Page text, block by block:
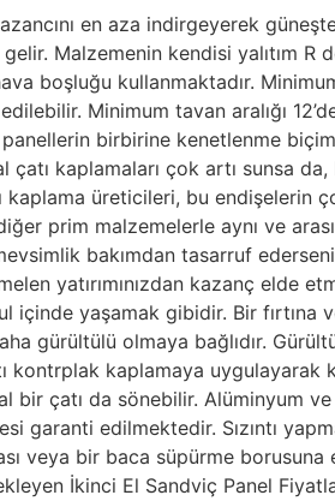
en aza indirgeyerek
gelir. Malzemenin kendisi yalıtım
boşluğu kullanmaktadır.
Minimum tavan aralığı
panellerin birbirine kenetlenme
çatı kaplamaları çok artı sunsa
kaplama üreticileri, bu
prim malzemelerle aynı ve
bakımdan tasarruf
yatırımınızdan kazanç elde
içinde yaşamak gibidir. Bir fırtına
gürültülü olmaya bağlıdır.
kontrplak kaplamaya
bir çatı da sönebilir. Alüminyum
garanti edilmektedir. Sızıntı
veya bir baca süpürme
İkinci El Sandviç Panel